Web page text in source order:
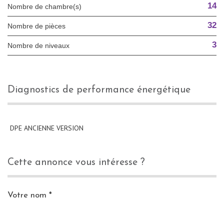
Nombre de chambre(s) 14
Nombre de pièces 32
Nombre de niveaux 3
diagnostics de performance énergétique
DPE ANCIENNE VERSION
cette annonce vous intéresse ?
Votre nom *